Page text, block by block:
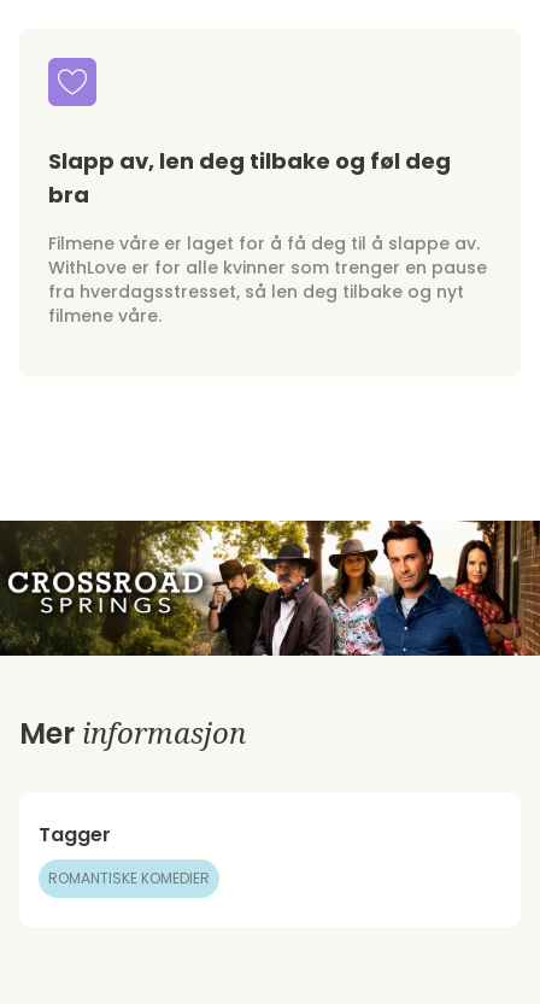
Slapp av, len deg tilbake og føl deg
bra
Filmene våre er laget for å få deg til å slappe av.
WithLove er for alle kvinner som trenger en pause
fra hverdagsstresset, så len deg tilbake og nyt
filmene våre.
Mer informasjon
Tagger
ROMANTISKE KOMEDIER